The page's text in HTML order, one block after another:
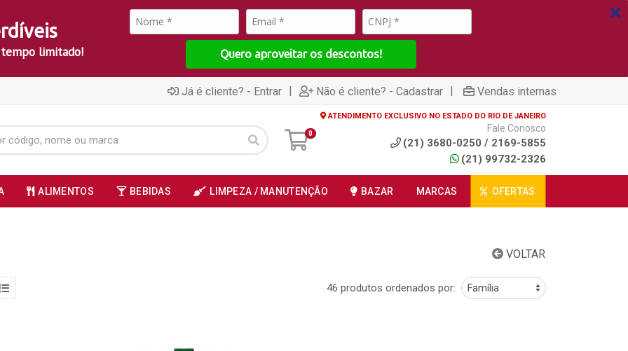
limitado! Quero aproveitar os descontos!
Já é cliente? - Entrar | Não é cliente? - Cadastrar | Vendas internas
0
ATENDIMENTO EXCLUSIVO NO ESTADO DO RIO DE JANEIRO
Fale Conosco
(21) 3680-0250 / 2169-5855
(21) 99732-2326
ALIMENTOS BEBIDAS LIMPEZA / MANUTENÇÃO BAZAR MARCAS OFERTAS
VOLTAR
46 produtos ordenados por: